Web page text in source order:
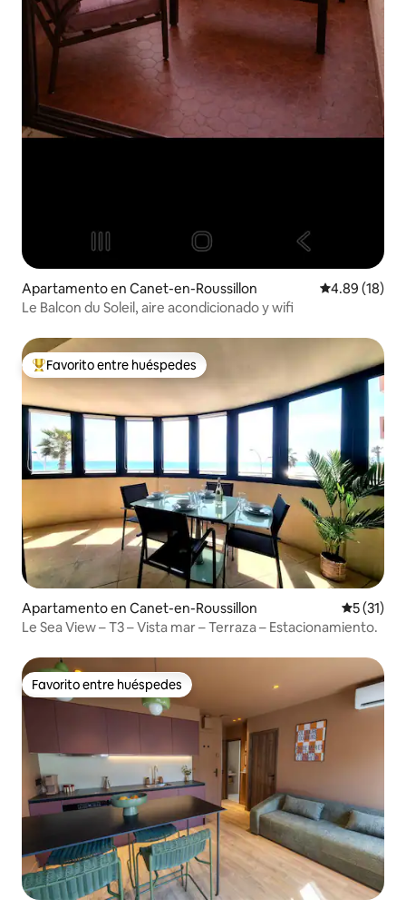
Apartamento en Canet-en-Roussillon Calificación
4.89 (18)
Le Balcon du Soleil, aire acondicionado y wifi
Favorito entre huéspedes preferido
Favorito entre huéspedes
Apartamento en Canet-en-Roussillon
5 (31)
Le Sea View – T3 – Vista mar – Terraza – Estacionamiento.
Favorito entre huéspedes
Favorito entre huéspedes